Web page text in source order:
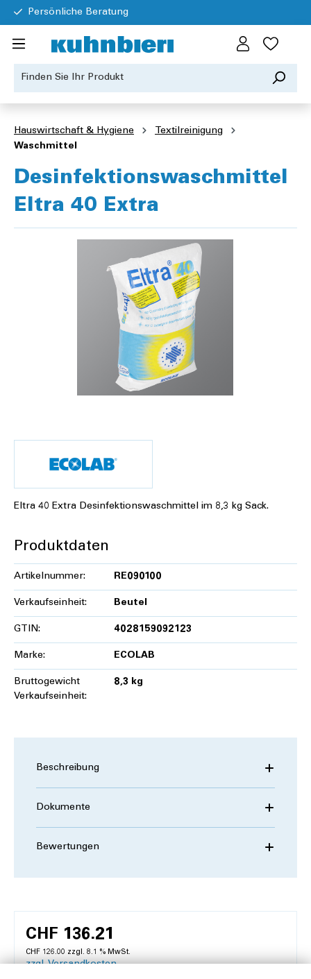
Persönliche Beratung
Hauswirtschaft & Hygiene
Textilreinigung
Waschmittel
Desinfektionswaschmittel
Eltra 40 Extra
Eltra 40 Extra Desinfektionswaschmittel im 8,3 kg Sack.
Produktdaten
Artikelnummer: RE090100
Verkaufseinheit: Beutel
GTIN: 4028159092123
Marke: ECOLAB
Bruttogewicht
Verkaufseinheit:
8,3 kg
Beschreibung
Dokumente
Bewertungen
CHF 136.21
CHF 126.00 zzgl. 8.1 % MwSt.
zzgl. Versandkosten